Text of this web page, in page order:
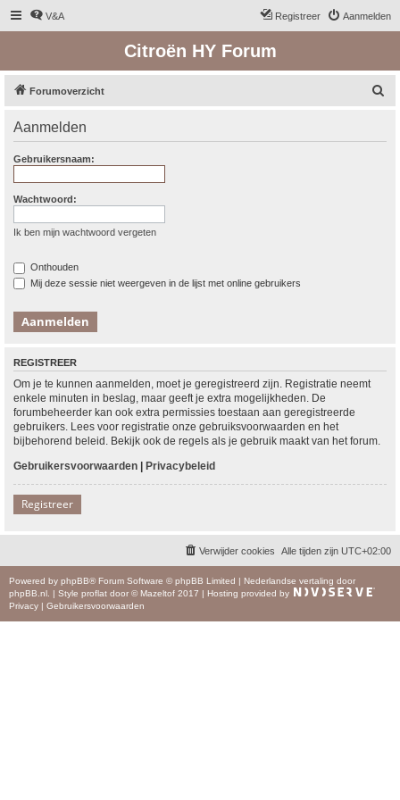
V&A Aanmelden
Registreer
Citroën HY Forum
Forumoverzicht
Aanmelden
Gebruikersnaam:
Wachtwoord:
Ik ben mijn wachtwoord vergeten
Onthouden
Mij deze sessie niet weergeven in de lijst met online gebruikers
REGISTREER
Om je te kunnen aanmelden, moet je geregistreerd zijn. Registratie neemt
enkele minuten in beslag, maar geeft je extra mogelijkheden. De
forumbeheerder kan ook extra permissies toestaan aan geregistreerde
gebruikers. Lees voor registratie onze gebruiksvoorwaarden en het
bijbehorend beleid. Bekijk ook de regels als je gebruik maakt van het forum.
Gebruikersvoorwaarden | Privacybeleid
Registreer
Alle tijden zijn UTC+02:00
Verwijder cookies
Powered by phpBB® Forum Software © phpBB Limited | Nederlandse vertaling door
phpBB.nl
| Style proflat door © Mazeltof 2017 | Hosting provided by
Privacy | Gebruikersvoorwaarden